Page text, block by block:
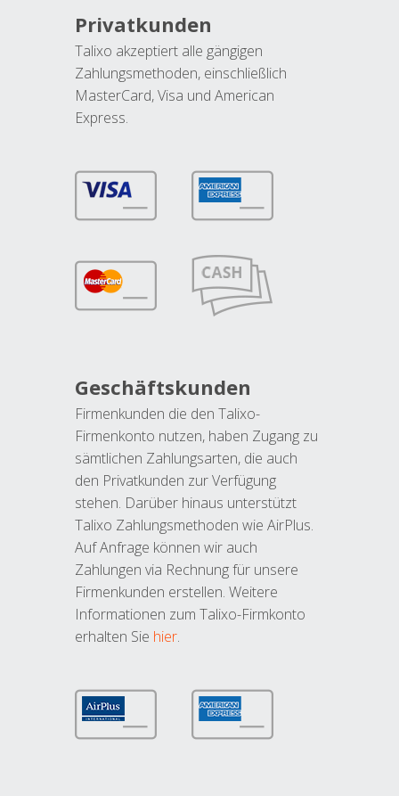
Privatkunden
Talixo akzeptiert alle gängigen
Zahlungsmethoden, einschließlich
MasterCard, Visa und American
Express.
Geschäftskunden
Firmenkunden die den Talixo-
Firmenkonto nutzen, haben Zugang zu
sämtlichen Zahlungsarten, die auch
den Privatkunden zur Verfügung
stehen. Darüber hinaus unterstützt
Talixo Zahlungsmethoden wie AirPlus.
Auf Anfrage können wir auch
Zahlungen via Rechnung für unsere
Firmenkunden erstellen. Weitere
Informationen zum Talixo-Firmkonto
erhalten Sie hier.